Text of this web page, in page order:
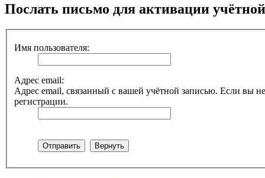
Послать письмо для активации
Имя пользователя:
Адрес email:
Адрес email, связанный с вашей учётной записью. Если вы
регистрации.